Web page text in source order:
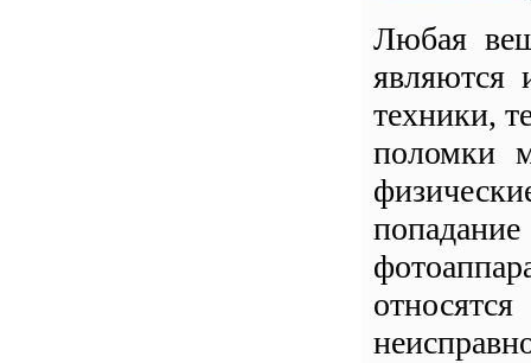
Любая
являются
техники,
поломки